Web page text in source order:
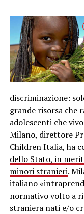
discriminazione:
grande risorsa che
adolescenti che
Milano, direttore
Children Italia, ha
dello Stato, in
minori stranieri.
italiano
normativo volto a
straniera nati e/o